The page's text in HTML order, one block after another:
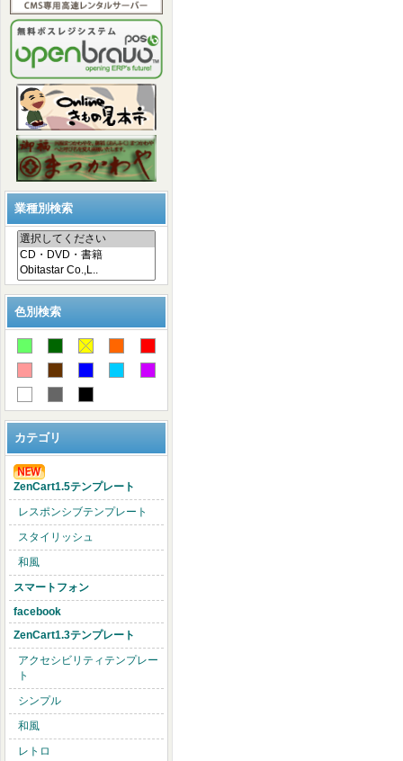
業種別検索
色別検索
カテゴリ
ZenCart1.5テンプレート
レスポンシブテンプレート
スタイリッシュ
和風
スマートフォン
facebook
ZenCart1.3テンプレート
アクセシビリティテンプレー
ト
シンプル
和風
レトロ